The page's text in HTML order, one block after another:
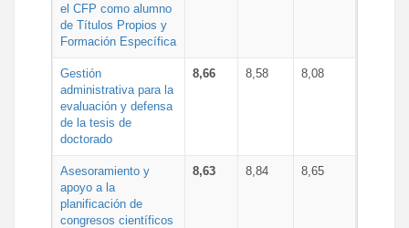
el CFP como alumno
de Títulos Propios y
Formación Específica
Gestión
administrativa para la
evaluación y defensa
de la tesis de
doctorado
8,66 8,58 8,08
Asesoramiento y
apoyo a la
planificación de
congresos científicos
8,63 8,84 8,65